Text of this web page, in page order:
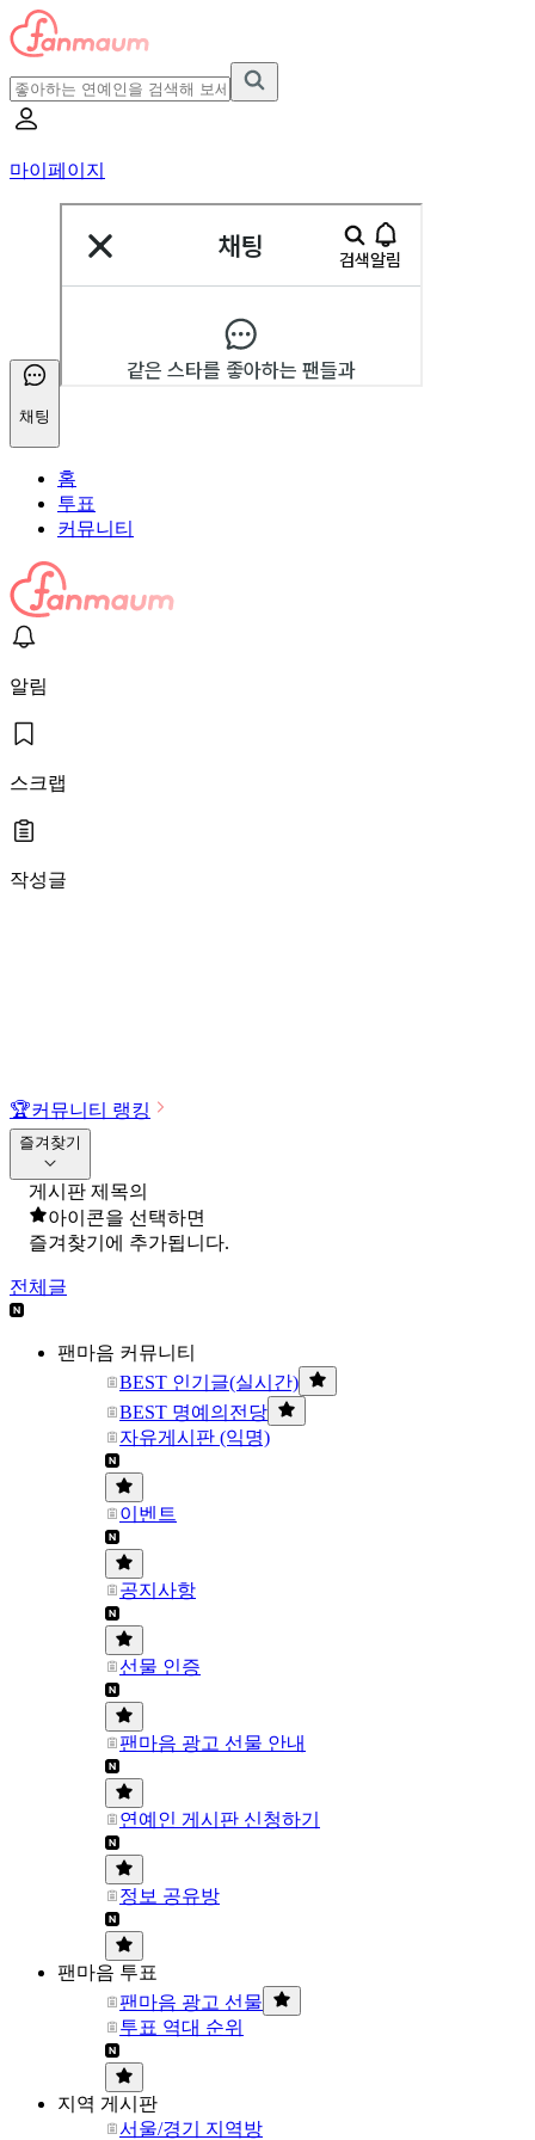
마이페이지
채팅
홈
투표
커뮤니티
알림
스크랩
작성글
🏆커뮤니티 랭킹
즐겨찾기
게시판 제목의
아이콘을 선택하면
즐겨찾기에 추가됩니다.
전체글
팬마음 커뮤니티
BEST 인기글(실시간)
BEST 명예의전당
자유게시판 (익명)
이벤트
공지사항
선물 인증
팬마음 광고 선물 안내
연예인 게시판 신청하기
정보 공유방
팬마음 투표
팬마음 광고 선물
투표 역대 순위
지역 게시판
서울/경기 지역방